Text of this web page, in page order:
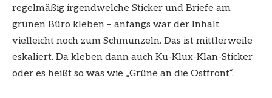
regelmäßig irgendwelche Sticker und Briefe am
grünen Büro kleben – anfangs war der Inhalt
vielleicht noch zum Schmunzeln. Das ist mittlerweile
eskaliert. Da kleben dann auch Ku-Klux-Klan-Sticker
oder es heißt so was wie „Grüne an die Ostfront“.